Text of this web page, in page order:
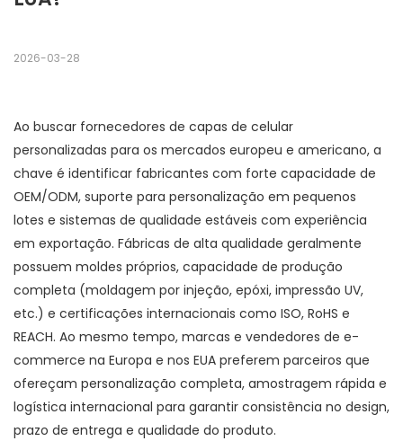
2026-03-28
Ao buscar fornecedores de capas de celular
personalizadas para os mercados europeu e americano, a
chave é identificar fabricantes com forte capacidade de
OEM/ODM, suporte para personalização em pequenos
lotes e sistemas de qualidade estáveis ​​com experiência
em exportação. Fábricas de alta qualidade geralmente
possuem moldes próprios, capacidade de produção
completa (moldagem por injeção, epóxi, impressão UV,
etc.) e certificações internacionais como ISO, RoHS e
REACH. Ao mesmo tempo, marcas e vendedores de e-
commerce na Europa e nos EUA preferem parceiros que
ofereçam personalização completa, amostragem rápida e
logística internacional para garantir consistência no design,
prazo de entrega e qualidade do produto.